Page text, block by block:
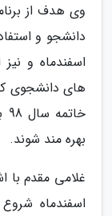
وی هدف از
دانشجو و
اسفندماه و
بهره مند شوند.